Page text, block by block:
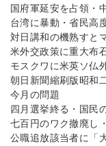
国府軍延安を占領・
台湾に暴動・省民高
対日講和の機熟すと
米外交政策に重大布
モスクワに米英ソ仏
朝日新聞縮刷版昭和
今月の問題
四月選挙終る・国民
七百円のワク撤廃し
公職追放該当者に「